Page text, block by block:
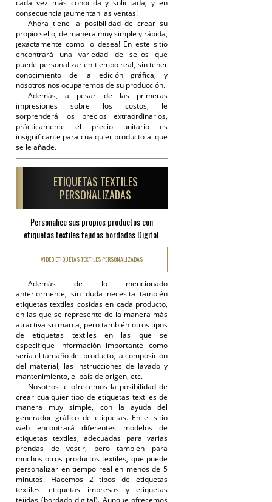
cada vez más conocida y solicitada, y en
consecuencia ¡aumentan las ventas!
Ahora tiene la posibilidad de crear su
propio sello, de manera muy simple y rápida,
¡exactamente como lo desea! En este sitio
encontrará una variedad de sellos que
puede personalizar en tiempo real, sin tener
conocimiento de la edición gráfica, y
nosotros nos ocuparemos de su producción.
Además, a pesar de las primeras
impresiones sobre los costos, le
sorprenderá los precios extraordinarios,
prácticamente el precio unitario es
insignificante para cualquier producto al que
se le añade.
ETIQUETAS TEXTILES
PERSONALIZADAS
Personalice sus propios productos con
etiquetas textiles tejidas bordadas Digital.
VIDEO ETIQUETAS TEXTILES PERSONALIZADAS
Además de lo mencionado
anteriormente, sin duda necesita también
etiquetas textiles cosidas en cada producto,
en las que se represente de la manera más
atractiva su marca, pero también otros tipos
de etiquetas textiles en las que se
especifique información importante como
sería el tamaño del producto, la composición
del material, las instrucciones de lavado y
mantenimiento, el país de origen, etc.
Nosotros le ofrecemos la posibilidad de
crear cualquier tipo de etiquetas textiles de
manera muy simple, con la ayuda del
generador gráfico de etiquetas. En el sitio
web encontrará diferentes modelos de
etiquetas textiles, adecuadas para varias
prendas de vestir, pero también para
muchos otros productos textiles, que puede
personalizar en tiempo real en menos de 5
minutos. Hacemos 2 tipos de etiquetas
textiles: etiquetas impresas y etiquetas
tejidas (bordado digital). Aunque ofrecemos